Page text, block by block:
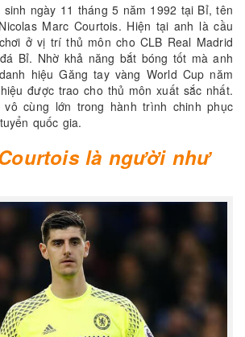
sinh ngày 11 tháng 5 năm 1992 tại Bỉ, tên
Marc Courtois. Hiện tại anh là cầu
ở vị trí thủ môn cho CLB Real Madrid
Bỉ. Nhờ khả năng bắt bóng tốt mà anh
hiệu Găng tay vàng World Cup năm
được trao cho thủ môn xuất sắc nhất.
cùng lớn trong hành trình chinh phục
quốc gia.
là người như